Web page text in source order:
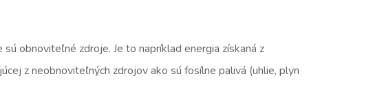
obnoviteľné zdroje. Je to napríklad energia získaná z
z neobnoviteľných zdrojov ako sú fosílne palivá (uhlie, plyn